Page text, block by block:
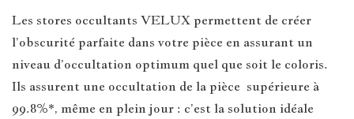
Les stores occultants VELUX permettent de créer
l’obscurité parfaite dans votre pièce en assurant un
niveau d’occultation optimum quel que soit le coloris.
Ils assurent une occultation de la pièce supérieure à
99.8%*, même en plein jour : c’est la solution idéale